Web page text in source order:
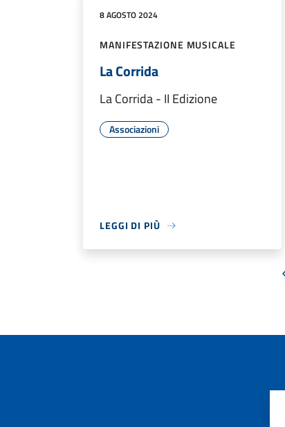
8 AGOSTO 2024
MANIFESTAZIONE MUSICALE
La Corrida
La Corrida - II Edizione
Associazioni
LEGGI DI PIÙ